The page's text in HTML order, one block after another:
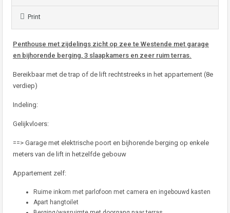
Print
Penthouse met zijdelings zicht op zee te Westende met garage
en bijhorende berging, 3 slaapkamers en zeer ruim terras.
Bereikbaar met de trap of de lift rechtstreeks in het appartement (8e
verdiep)
Indeling:
Gelijkvloers:
==> Garage met elektrische poort en bijhorende berging op enkele
meters van de lift in hetzelfde gebouw
Appartement zelf:
Ruime inkom met parlofoon met camera en ingebouwd kasten
Apart hangtoilet